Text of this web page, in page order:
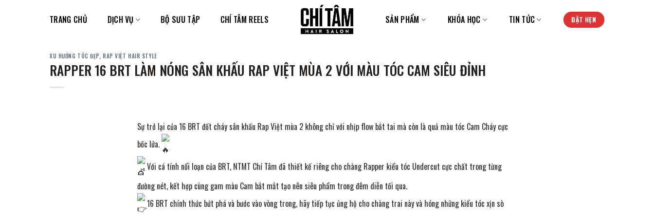
TRANG CHỦ DỊCH VỤ BỘ SƯU TẬP CHÍ TÂM REELS SẢN PHẨM KHÓA HỌC TIN TỨC ĐẶT HẸN
XU HƯỚNG TÓC ĐẸP RAP VIỆT HAIR STYLE
RAPPER 16 BRT LÀM NÓNG SÂN KHẤU RAP VIỆT MÙA 2 VỚI MÀU TÓC CAM SIÊU ĐỈNH
Sự trở lại của 16 BRT đốt cháy sân khấu Rap Việt mùa 2 không chỉ với nhịp flow bắt tai mà còn là quả màu tóc Cam Cháy cực
bốc lửa.
Với cá tính nổi loạn của BRT, NTMT Chí Tâm đã thiết kế riêng cho chàng Rapper kiểu tóc Undercut cực chất trong từng
đường nét, kết hợp cùng gam màu Cam bắt mắt tạo nên siêu phẩm trong đêm diễn tối qua.
16 BRT chính thức bứt phá và bước vào vòng trong, hãy tiếp tục ủng hộ cho chàng trai này và hóng những kiểu tóc xịn sò